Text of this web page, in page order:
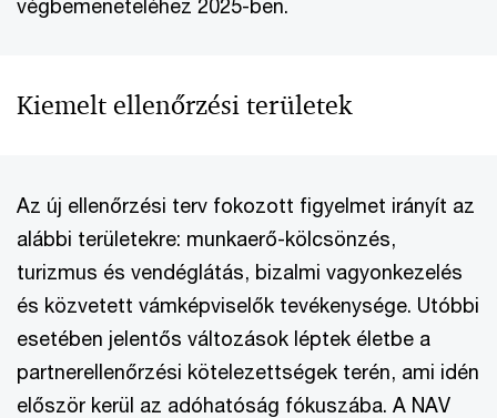
végbemeneteléhez 2025-ben.
Kiemelt ellenőrzési területek
Az új ellenőrzési terv fokozott figyelmet irányít az
alábbi területekre: munkaerő-kölcsönzés,
turizmus és vendéglátás, bizalmi vagyonkezelés
és közvetett vámképviselők tevékenysége. Utóbbi
esetében jelentős változások léptek életbe a
partnerellenőrzési kötelezettségek terén, ami idén
először kerül az adóhatóság fókuszába. A NAV